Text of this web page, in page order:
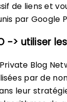
de liens et
par Google
-> utiliser les
Blog
par de
leur